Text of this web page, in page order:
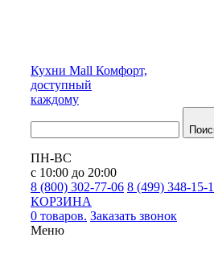
Кухни Mall Комфорт,
доступный
каждому
ПН-ВС
с 10:00 до 20:00
8 (800) 302-77-06 8 (499) 348-15-
КОРЗИНА
0 товаров. Заказать звонок
Меню